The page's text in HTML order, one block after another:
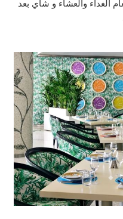
الغداء والعشاء و شاي بعد